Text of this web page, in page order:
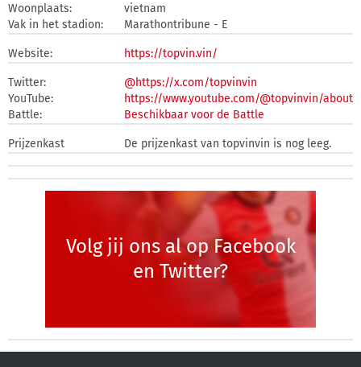
Woonplaats:
vietnam
Vak in het stadion:
Marathontribune - E
Website: https://topvin.vin/
Twitter:
@https://x.com/topvinvin
YouTube:
https://www.youtube.com/@topvinvin/about
Battle:
Beschikbaar voor de Battle
Prijzenkast De prijzenkast van topvinvin is nog leeg.
Volg jij ons al op Facebook
en Twitter?